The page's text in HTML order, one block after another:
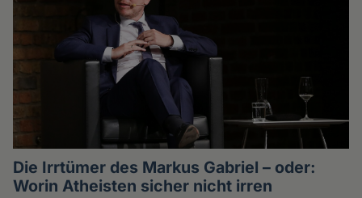
Die Irrtümer des Markus Gabriel – oder:
Worin Atheisten sicher nicht irren